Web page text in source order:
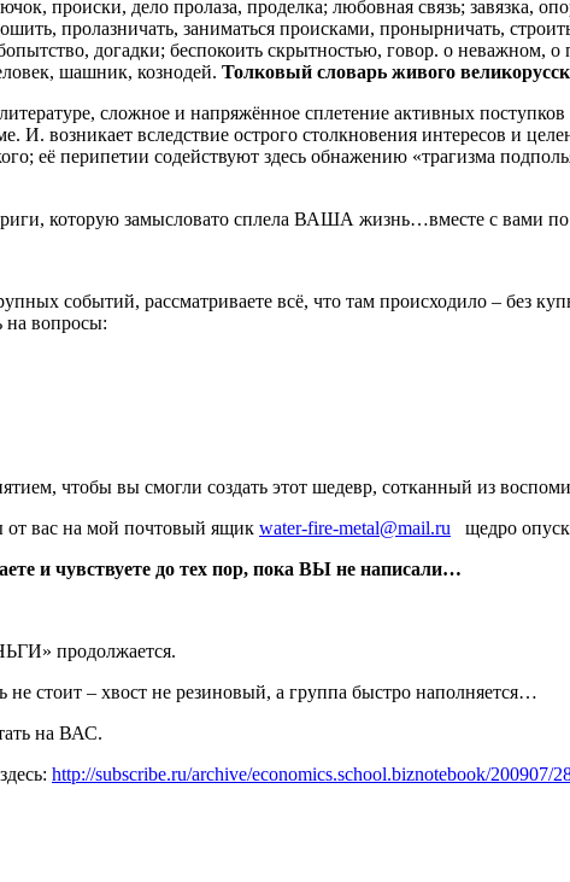
происки, дело пролаза, проделка; любовная связь; завязка,
пролазничать, заниматься происками, пронырничать,
догадки; беспокоить скрытностью, говор. о неважном,
шашник, кознодей. Толковый словарь живого
сложное и напряжённое сплетение активных
И. возникает вследствие острого столкновения интересов и
её перипетии содействуют здесь обнажению «трагизма
которую замысловато сплела ВАША жизнь…вместе с вами
событий, рассматриваете всё, что там происходило – без
вопросы:
чтобы вы смогли создать этот шедевр, сотканный из
от вас на мой почтовый ящик water-fire-metal@mail.ru щедро
и чувствуете до тех пор, пока ВЫ не написали…
продолжается.
не стоит – хвост не резиновый, а группа быстро наполняется…
на ВАС.
http://subscribe.ru/archive/economics.school.biznotebook/200907/